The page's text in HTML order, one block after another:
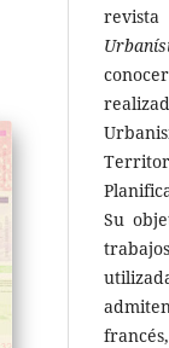
revista
Su